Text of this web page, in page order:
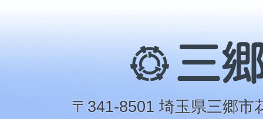
三
郷
市
〒341-8501 埼玉県三郷市